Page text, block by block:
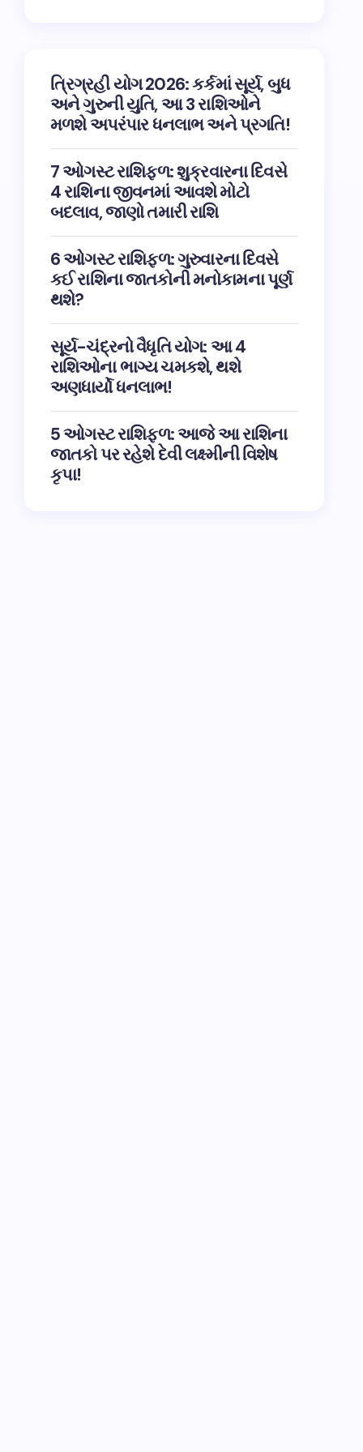
ત્રિગ્રહી યોગ 2026: કર્કમાં સૂર્ય, બુધ
અને ગુરુની યુતિ, આ 3 રાશિઓને
મળશે અપરંપાર ધનલાભ અને પ્રગતિ!
7 ઓગસ્ટ રાશિફળ: શુક્રવારના દિવસે
4 રાશિના જીવનમાં આવશે મોટો
બદલાવ, જાણો તમારી રાશિ
6 ઓગસ્ટ રાશિફળ: ગુરુવારના દિવસે
કઈ રાશિના જાતકોની મનોકામના પૂર્ણ
થશે?
સૂર્ય-ચંદ્રનો વૈધૃતિ યોગ: આ 4
રાશિઓના ભાગ્ય ચમકશે, થશે
અણધાર્યો ધનલાભ!
5 ઓગસ્ટ રાશિફળ: આજે આ રાશિના
જાતકો પર રહેશે દેવી લક્ષ્મીની વિશેષ
કૃપા!